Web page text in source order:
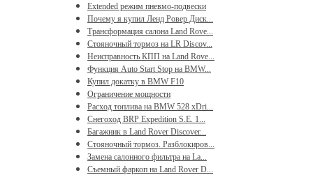
Extended режим пневмо-подвески
Почему я купил Ленд Ровер Диск...
Трансформация салона Land Rove...
Стояночный тормоз на LR Discov...
Неисправность КПП на Land Rove...
Функция Auto Start Stop на BMW...
Купил докатку в BMW F10
Ограничение мощности
Расход топлива на BMW 528 xDri...
Снегоход BRP Expedition S.E. 1...
Багажник в Land Rover Discover...
Стояночный тормоз. Разблокиров...
Замена салонного фильтра на La...
Съемный фаркоп на Land Rover D...